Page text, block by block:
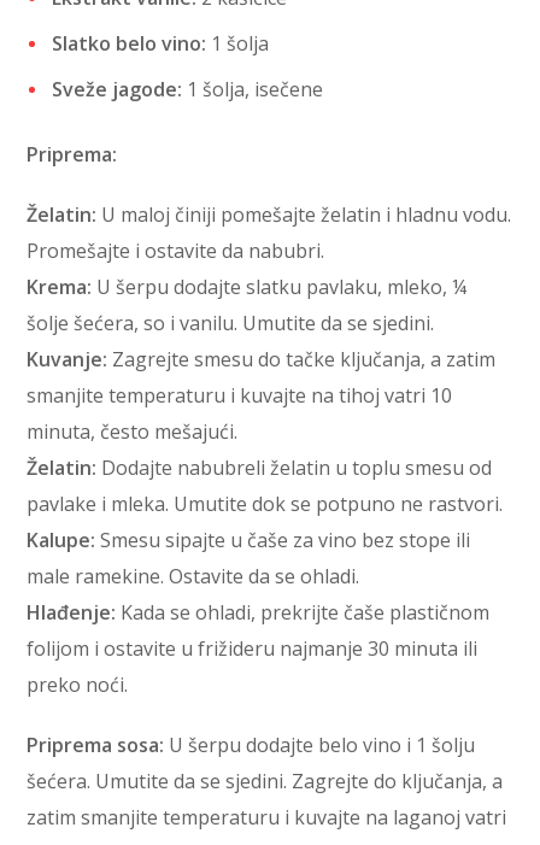
Slatko belo vino: 1 šolja
Sveže jagode: 1 šolja, isečene
Priprema:
Želatin: U maloj činiji pomešajte želatin i hladnu vodu.
Promešajte i ostavite da nabubri.
Krema: U šerpu dodajte slatku pavlaku, mleko, ¼
šolje šećera, so i vanilu. Umutite da se sjedini.
Kuvanje: Zagrejte smesu do tačke ključanja, a zatim
smanjite temperaturu i kuvajte na tihoj vatri 10
minuta, često mešajući.
Želatin: Dodajte nabubreli želatin u toplu smesu od
pavlake i mleka. Umutite dok se potpuno ne rastvori.
Kalupe: Smesu sipajte u čaše za vino bez stope ili
male ramekine. Ostavite da se ohladi.
Hlađenje: Kada se ohladi, prekrijte čaše plastičnom
folijom i ostavite u frižideru najmanje 30 minuta ili
preko noći.
Priprema sosa: U šerpu dodajte belo vino i 1 šolju
šećera. Umutite da se sjedini. Zagrejte do ključanja, a
zatim smanjite temperaturu i kuvajte na laganoj vatri